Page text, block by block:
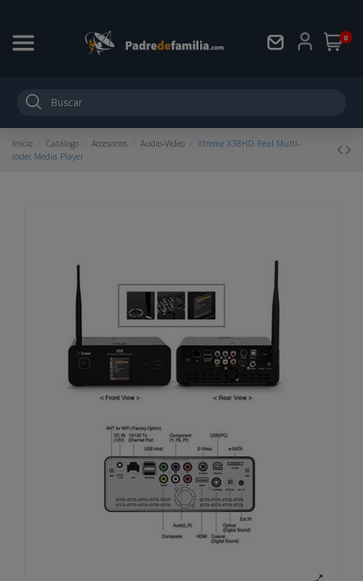
0
Inicio Catálogo Accesorios Audio-Vídeo
Xtreme X38HD Real Multi-
codec Media Player